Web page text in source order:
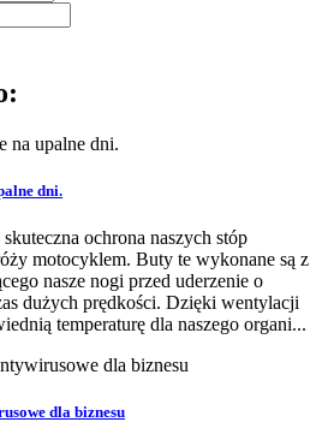
dni.
ochrona naszych stóp
motocyklem. Buty te wykonane są z
nasze nogi przed uderzenie o
dużych prędkości. Dzięki wentylacji
temperaturę dla naszego organi...
dla biznesu